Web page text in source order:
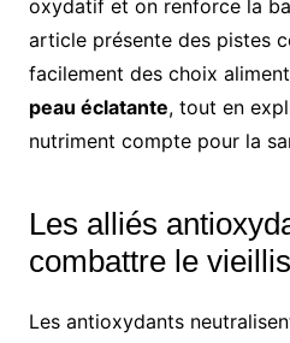
oxydatif et on renforce la
article présente des pistes
facilement des choix
peau éclatante, tout en
nutriment compte pour la
Les alliés
combattre le
Les antioxydants